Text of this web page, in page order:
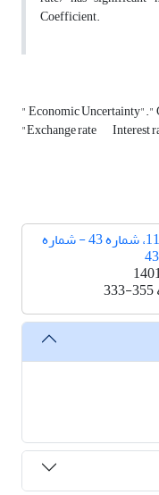
Coefficient.
" Economic Uncertainty"."
"Exchange rate Interest
دوره 11، شماره 43 - شماره
333-355